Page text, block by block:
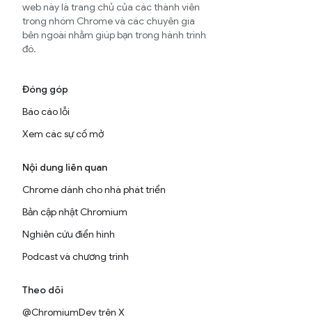
web này là trang chủ của các thành viên
trong nhóm Chrome và các chuyên gia
bên ngoài nhằm giúp bạn trong hành trình
đó.
Đóng góp
Báo cáo lỗi
Xem các sự cố mở
Nội dung liên quan
Chrome dành cho nhà phát triển
Bản cập nhật Chromium
Nghiên cứu điển hình
Podcast và chương trình
Theo dõi
@ChromiumDev trên X